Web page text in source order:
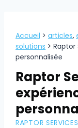
Accueil > articles,
solutions > Raptor
personnalisée
Raptor
RAPTOR SERVICES